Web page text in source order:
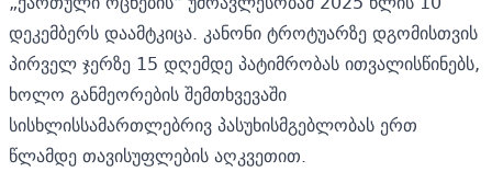
დეკემბერს დაამტკიცა. კანონი ტროტუარზე დგომისთვის
პირველ ჯერზე 15 დღემდე პატიმრობას ითვალისწინებს,
ხოლო განმეორების შემთხვევაში
სისხლისსამართლებრივ პასუხისმგებლობას ერთ
წლამდე თავისუფლების აღკვეთით.